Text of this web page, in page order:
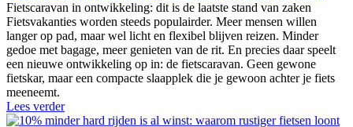
Fietscaravan in ontwikkeling: dit is de laatste stand van zaken
Fietsvakanties worden steeds populairder. Meer mensen willen
langer op pad, maar wel licht en flexibel blijven reizen. Minder
gedoe met bagage, meer genieten van de rit. En precies daar speelt
een nieuwe ontwikkeling op in: de fietscaravan. Geen gewone
fietskar, maar een compacte slaapplek die je gewoon achter je fiets
meeneemt.
Lees verder